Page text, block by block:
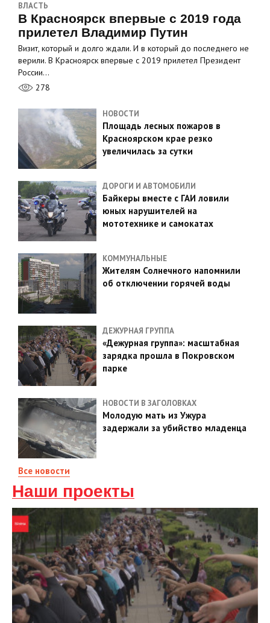
ВЛАСТЬ
В Красноярск впервые с 2019 года
прилетел Владимир Путин
Визит, который и долго ждали. И в который до последнего не
верили. В Красноярск впервые с 2019 прилетел Президент
России…
278
НОВОСТИ
Площадь лесных пожаров в
Красноярском крае резко
увеличилась за сутки
ДОРОГИ И АВТОМОБИЛИ
Байкеры вместе с ГАИ ловили
юных нарушителей на
мототехнике и самокатах
КОММУНАЛЬНЫЕ
Жителям Солнечного напомнили
об отключении горячей воды
ДЕЖУРНАЯ ГРУППА
«Дежурная группа»: масштабная
зарядка прошла в Покровском
парке
НОВОСТИ В ЗАГОЛОВКАХ
Молодую мать из Ужура
задержали за убийство младенца
Все новости
Наши проекты